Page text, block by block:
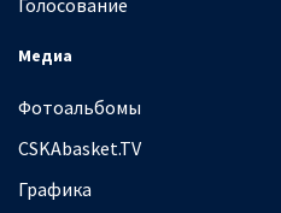
Голосование
Медиа
Фотоальбомы
CSKAbasket.TV
Графика